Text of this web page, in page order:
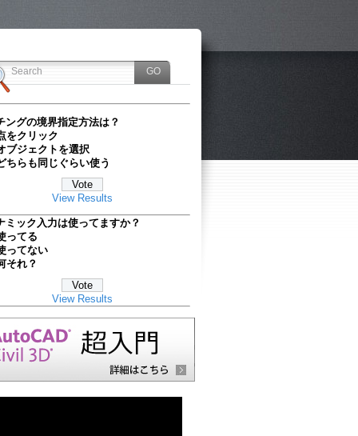
ングの境界指定方法は？
をクリック
ブジェクトを選択
ちらも同じぐらい使う
View Results
ミック入力は使ってますか？
ってる
ってない
それ？
View Results